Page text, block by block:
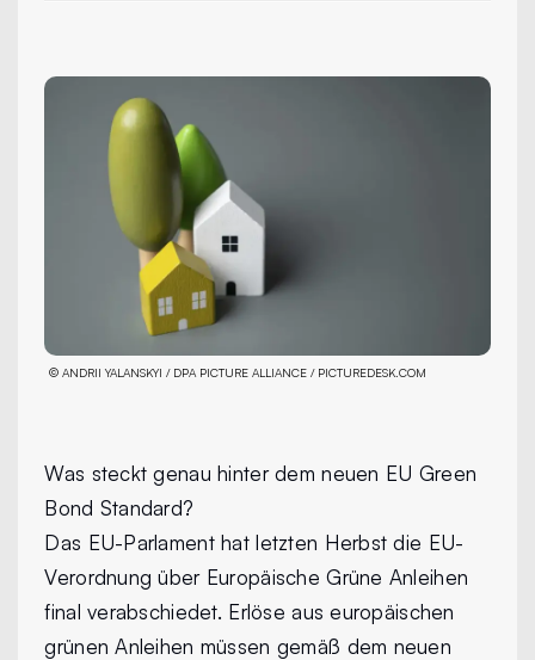
©ANDRII YALANSKYI / DPA PICTURE ALLIANCE / PICTUREDESK.COM
Was steckt genau hinter dem neuen EU Green
Bond Standard?
Das EU-Parlament hat letzten Herbst die EU-
Verordnung über Europäische Grüne Anleihen
final verabschiedet. Erlöse aus europäischen
grünen Anleihen müssen gemäß dem neuen